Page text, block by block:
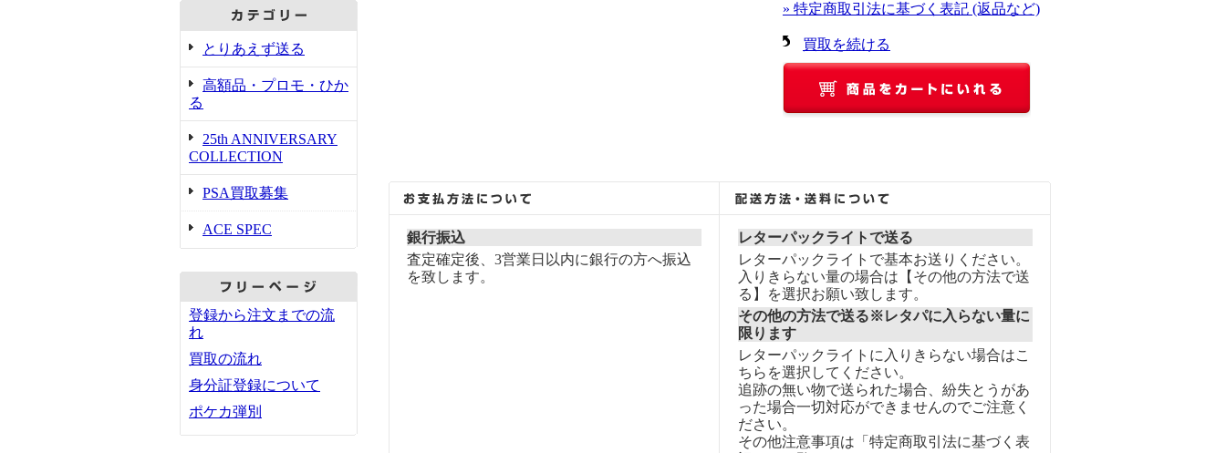
とりあえず送る
高額品・プロモ・ひか
る
25th ANNIVERSARY
COLLECTION
PSA買取募集
ACE SPEC
登録から注文までの流
れ
買取の流れ
身分証登録について
ポケカ弾別
» 特定商取引法に基づく表記 (返品など)
買取を続ける
銀行振込
査定確定後、3営業日以内に銀行の方へ振込
を致します。
レターパックライトで送る
レターパックライトで基本お送りください。
入りきらない量の場合は【その他の方法で送
る】を選択お願い致します。
その他の方法で送る※レタパに入らない量に
限ります
レターパックライトに入りきらない場合はこ
ちらを選択してください。
追跡の無い物で送られた場合、紛失とうがあ
った場合一切対応ができませんのでご注意く
ださい。
その他注意事項は「特定商取引法に基づく表